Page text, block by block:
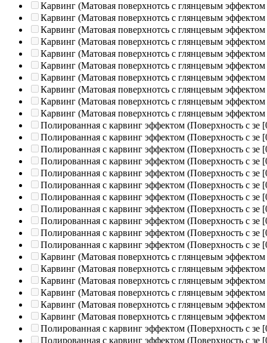
Карвинг (Матовая поверхнотсь с глянцевым эффектом
Карвинг (Матовая поверхнотсь с глянцевым эффектом
Карвинг (Матовая поверхнотсь с глянцевым эффектом
Карвинг (Матовая поверхнотсь с глянцевым эффектом
Карвинг (Матовая поверхнотсь с глянцевым эффектом
Карвинг (Матовая поверхнотсь с глянцевым эффектом
Карвинг (Матовая поверхнотсь с глянцевым эффектом
Карвинг (Матовая поверхнотсь с глянцевым эффектом
Карвинг (Матовая поверхнотсь с глянцевым эффектом
Карвинг (Матовая поверхнотсь с глянцевым эффектом
Полированная c карвинг эффектом (Поверхность с зе
Полированная c карвинг эффектом (Поверхность с зе
Полированная c карвинг эффектом (Поверхность с зе
Полированная c карвинг эффектом (Поверхность с зе
Полированная c карвинг эффектом (Поверхность с зе
Полированная c карвинг эффектом (Поверхность с зе
Полированная c карвинг эффектом (Поверхность с зе
Полированная c карвинг эффектом (Поверхность с зе
Полированная c карвинг эффектом (Поверхность с зе
Полированная c карвинг эффектом (Поверхность с зе
Полированная c карвинг эффектом (Поверхность с зе
Карвинг (Матовая поверхнотсь с глянцевым эффектом
Карвинг (Матовая поверхнотсь с глянцевым эффектом
Карвинг (Матовая поверхнотсь с глянцевым эффектом
Карвинг (Матовая поверхнотсь с глянцевым эффектом
Карвинг (Матовая поверхнотсь с глянцевым эффектом
Карвинг (Матовая поверхнотсь с глянцевым эффектом
Полированная c карвинг эффектом (Поверхность с зе
Полированная c карвинг эффектом (Поверхность с зе